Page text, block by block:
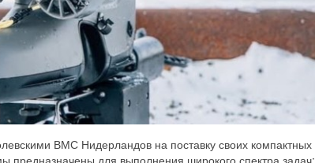
ВМС Нидерландов на поставку своих компактных
для выполнения широкого спектра задач: